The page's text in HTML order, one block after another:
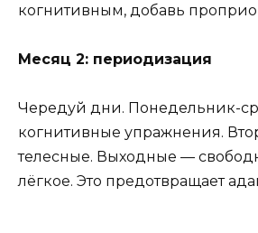
когнитивным, добавь
Месяц 2: периодизация
Чередуй дни. Понедельник-
когнитивные упражнения.
телесные. Выходные —
лёгкое. Это предотвращает